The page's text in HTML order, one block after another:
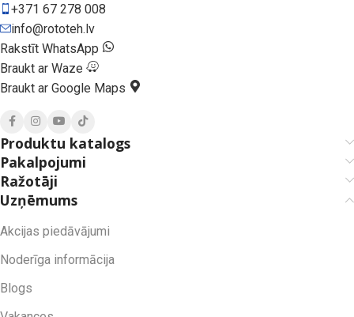
+371 67 278 008
info@rototeh.lv
Rakstīt WhatsApp
Braukt ar Waze
Braukt ar Google Maps
Produktu katalogs
Pakalpojumi
Ražotāji
Uzņēmums
Akcijas piedāvājumi
Noderīga informācija
Blogs